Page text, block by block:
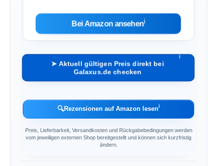
Bei Amazon ansehenℹ︎
➤ Aktuell gültigen Preis direkt bei
Galaxus.de checken
ℹ︎
🔍Rezensionen auf Amazon lesenℹ︎
Preis, Lieferbarkeit, Versandkosten und Rückgabebedingungen werden
vom jeweiligen externen Shop bereitgestellt und können sich kurzfristig
ändern.